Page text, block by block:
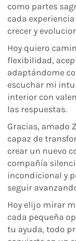
como partes
cada
crecer y
Hoy quiero
flexibilidad,
adaptándome
escuchar mi
interior con
las respuestas.
Gracias, amado
capaz de
crear un nuevo
compañía
incondicional y
seguir
Hoy elijo mirar
cada pequeña
tu ayuda, todo